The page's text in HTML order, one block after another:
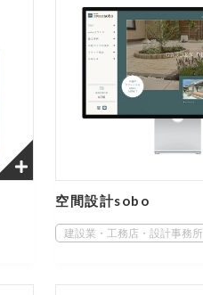
空間設計sobo
建設業・工務店・設計事務所